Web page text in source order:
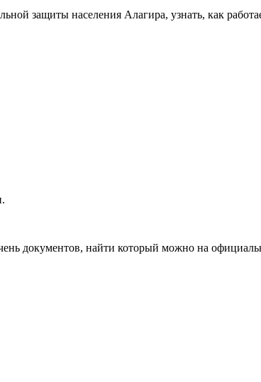
защиты населения Алагира, узнать, как
документов, найти который можно на